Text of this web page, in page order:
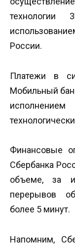
технологии
России.
Платежи в
Мобильный
Финансовые
Сбербанка
объеме, за
перерывов
более 5 минут.
Напомним,